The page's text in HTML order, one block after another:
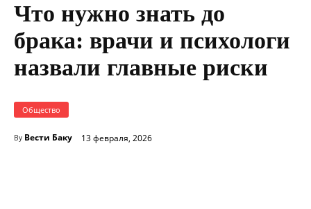
Что нужно знать до
брака: врачи и психологи
назвали главные риски
Общество
By Вести Баку 13 февраля, 2026